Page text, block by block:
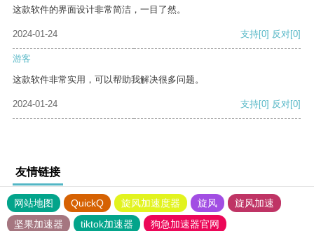
这款软件的界面设计非常简洁，一目了然。
2024-01-24 支持[0] 反对[0]
游客
这款软件非常实用，可以帮助我解决很多问题。
2024-01-24 支持[0] 反对[0]
友情链接
网站地图 QuickQ 旋风加速度器 旋风
旋风加速
坚果加速器
tiktok加速器
狗急加速器官网